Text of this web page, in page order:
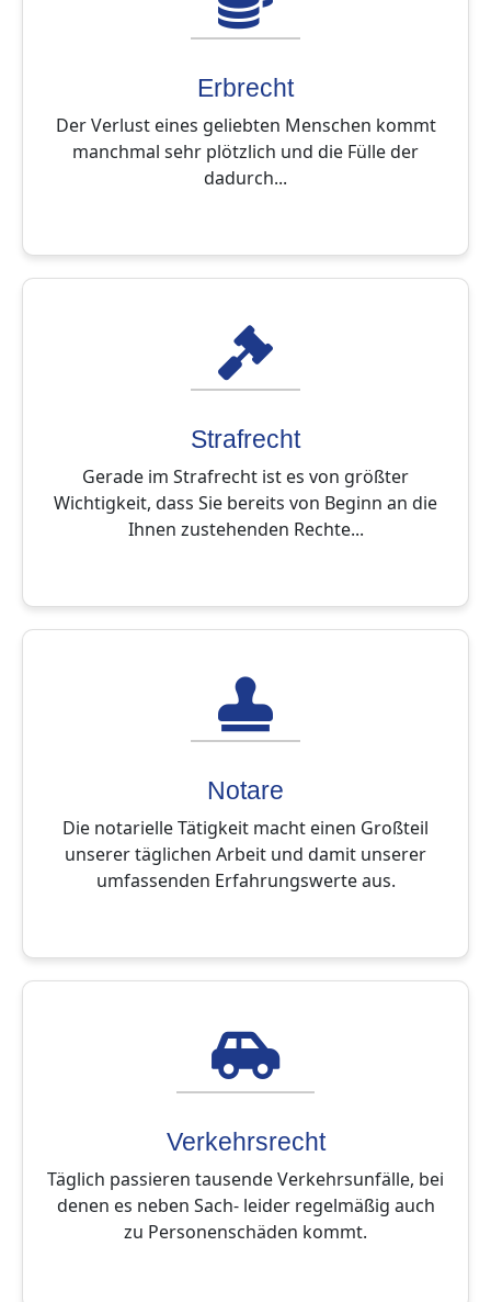
Erbrecht
Der Verlust eines geliebten Menschen kommt
manchmal sehr plötzlich und die Fülle der
dadurch...
Strafrecht
Gerade im Strafrecht ist es von größter
Wichtigkeit, dass Sie bereits von Beginn an die
Ihnen zustehenden Rechte...
Notare
Die notarielle Tätigkeit macht einen Großteil
unserer täglichen Arbeit und damit unserer
umfassenden Erfahrungswerte aus.
Verkehrsrecht
Täglich passieren tausende Verkehrsunfälle, bei
denen es neben Sach- leider regelmäßig auch
zu Personenschäden kommt.